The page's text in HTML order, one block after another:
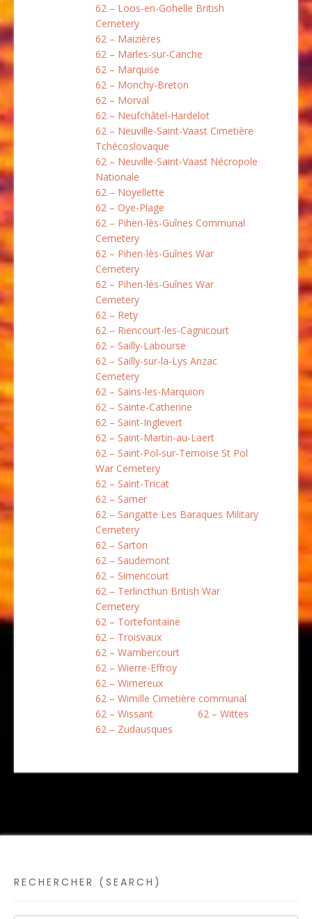
62 – Loos-en-Gohelle British
Cemetery
62 – Maizières
62 – Marles-sur-Canche
62 – Marquise
62 – Monchy-Breton
62 – Morval
62 – Neufchâtel-Hardelot
62 – Neuville-Saint-Vaast Cimetière
Tchécoslovaque
62 – Neuville-Saint-Vaast Nécropole
Nationale
62 – Noyellette
62 – Oye-Plage
62 – Pihen-lès-Guînes Communal
Cemetery
62 – Pihen-lès-Guînes War
Cemetery
62 – Pihen-lès-Guînes War
Cemetery
62 – Rety
62 – Riencourt-les-Cagnicourt
62 – Sailly-Labourse
62 – Sailly-sur-la-Lys Anzac
Cemetery
62 – Sains-les-Marquion
62 – Sainte-Catherine
62 – Saint-Inglevert
62 – Saint-Martin-au-Laert
62 – Saint-Pol-sur-Ternoise St Pol
War Cemetery
62 – Saint-Tricat
62 – Samer
62 – Sangatte Les Baraques Military
Cemetery
62 – Sarton
62 – Saudemont
62 – Simencourt
62 – Terlincthun British War
Cemetery
62 – Tortefontaine
62 – Troisvaux
62 – Wambercourt
62 – Wierre-Effroy
62 – Wimereux
62 – Wimille Cimetière communal
62 – Wissant
62 – Wittes
62 – Zudausques
RECHERCHER (SEARCH)